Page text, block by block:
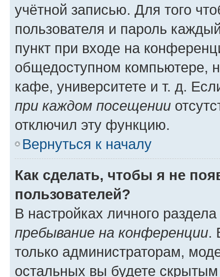
учётной записью. Для того
пользователя и пароль
пункт при входе на
общедоступном компьютере,
кафе, университете и т. д.
при каждом посещении
отключил эту функцию.
Вернуться к началу
Как сделать, чтобы я не
пользователей?
В настройках личного
пребывание на конференции.
только администраторам,
остальных вы будете